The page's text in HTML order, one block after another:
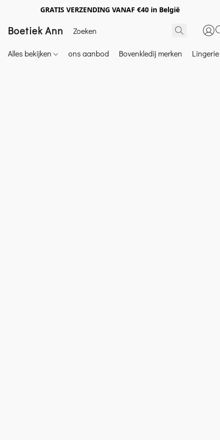
GRATIS VERZENDING VANAF €40 in België
Boetiek Ann
Alles bekijken ons aanbod Bovenkledij merken